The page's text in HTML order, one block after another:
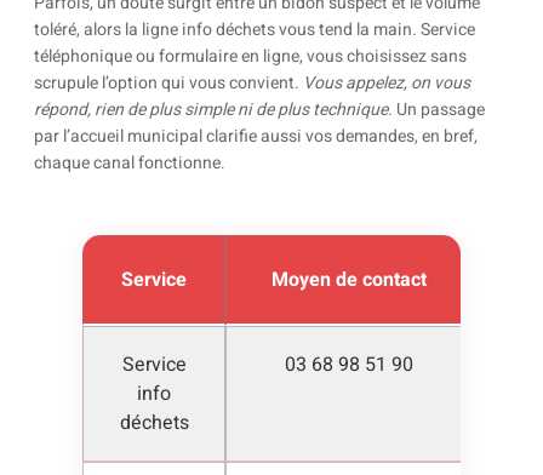
toléré, alors la ligne info déchets vous tend la main. Service
téléphonique ou formulaire en ligne, vous choisissez sans
scrupule l’option qui vous convient. Vous appelez, on vous
répond, rien de plus simple ni de plus technique. Un passage
par l’accueil municipal clarifie aussi vos demandes, en bref,
chaque canal fonctionne.
Service Moyen de contact
Service
info
déchets
03 68 98 51 90